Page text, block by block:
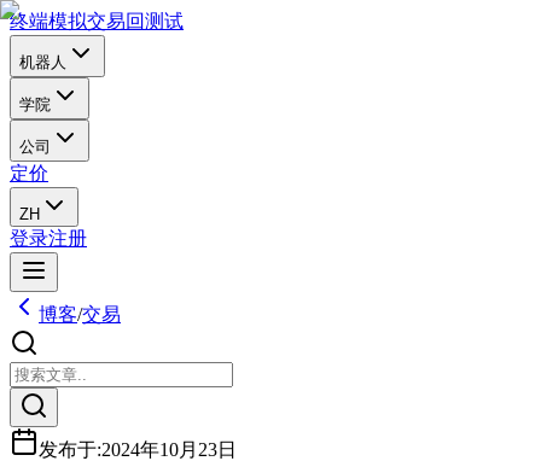
终端模拟交易回测试
机器人
学院
公司
定价
ZH
登录注册
博客/交易
发布于:2024年10月23日